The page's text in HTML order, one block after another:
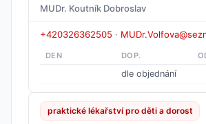
MUDr. Koutník Dobroslav
+420326362505 ·
DEN DOP.
dle objednání
praktické lékařství pro děti a dorost